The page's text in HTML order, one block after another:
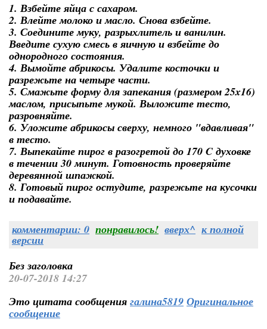
1. Взбейте яйца с сахаром.
2. Влейте молоко и масло. Снова взбейте.
3. Соедините муку, разрыхлитель и ванилин.
Введите сухую смесь в яичную и взбейте до
однородного состояния.
4. Вымойте абрикосы. Удалите косточки и
разрежьте на четыре части.
5. Смажьте форму для запекания (размером 25x16)
маслом, присыпьте мукой. Выложите тесто,
разровняйте.
6. Уложите абрикосы сверху, немного "вдавливая"
в тесто.
7. Выпекайте пирог в разогретой до 170 C духовке
в течении 30 минут. Готовность проверяйте
деревянной шпажкой.
8. Готовый пирог остудите, разрежьте на кусочки
и подавайте.
комментарии: 0 понравилось! вверх^ к полной
версии
Без заголовка
20-07-2018 14:27
Это цитата сообщения галина5819 Оригинальное
сообщение